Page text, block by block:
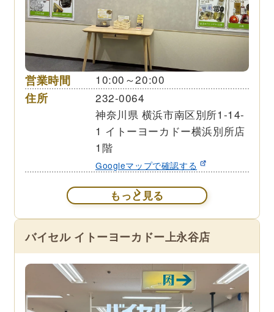
営業時間 10:00～20:00
住所
232-0064
神奈川県 横浜市南区別所1-14-
1 イトーヨーカドー横浜別所店
1階
Googleマップで確認する
もっと見る
バイセル イトーヨーカドー上永谷店